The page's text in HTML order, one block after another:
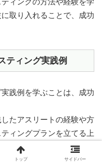
取り入れることで、成功
ティング実践例
践例を学ぶことは、成功
たアスリートの経験や方
ィングプランを立てる上
トップ サイドバー